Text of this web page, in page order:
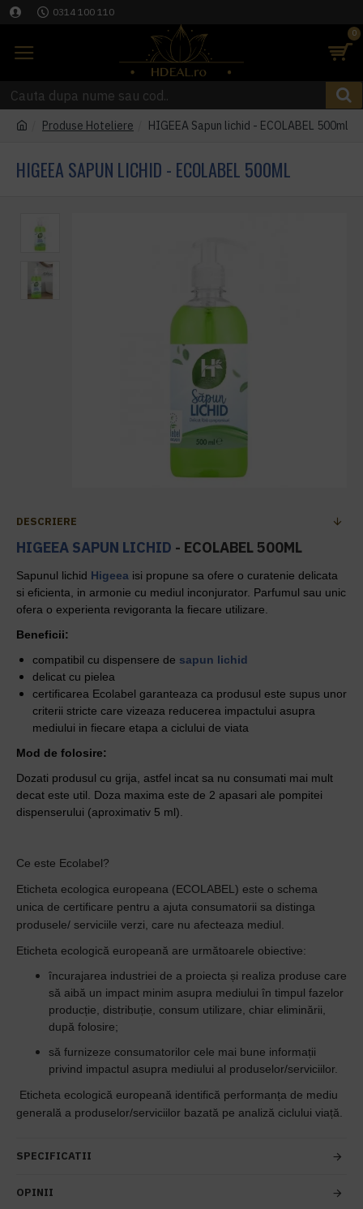
0314 100 110
0
Produse Hoteliere HIGEEA Sapun lichid - ECOLABEL 500ml
HIGEEA SAPUN LICHID - ECOLABEL 500ML
DESCRIERE
HIGEEA SAPUN LICHID - ECOLABEL 500ML
Sapunul lichid Higeea isi propune sa ofere o curatenie delicata
si eficienta, in armonie cu mediul inconjurator. Parfumul sau unic
ofera o experienta revigoranta la fiecare utilizare.
Beneficii:
compatibil cu dispensere de sapun lichid
delicat cu pielea
certificarea Ecolabel garanteaza ca produsul este supus unor
criterii stricte care vizeaza reducerea impactului asupra
mediului in fiecare etapa a ciclului de viata
Mod de folosire:
Dozati produsul cu grija, astfel incat sa nu consumati mai mult
decat este util. Doza maxima este de 2 apasari ale pompitei
dispenserului (aproximativ 5 ml).
Ce este Ecolabel?
Eticheta ecologica europeana (ECOLABEL) este o schema
unica de certificare pentru a ajuta consumatorii sa distinga
produsele/ serviciile verzi, care nu afecteaza mediul.
Eticheta ecologică europeană are următoarele obiective:
încurajarea industriei de a proiecta și realiza produse care
să aibă un impact minim asupra mediului în timpul fazelor
producție, distribuție, consum utilizare, chiar eliminării,
după folosire;
să furnizeze consumatorilor cele mai bune informații
privind impactul asupra mediului al produselor/serviciilor.
Eticheta ecologică europeană identifică performanța de mediu
generală a produselor/serviciilor bazată pe analiză ciclului viață.
SPECIFICATII
OPINII